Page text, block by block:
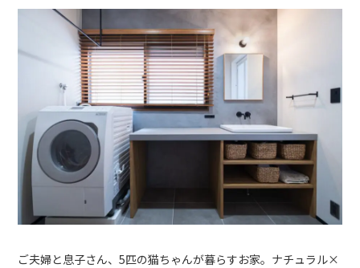
ご夫婦と息子さん、5匹の猫ちゃんが暮らすお家。ナチュラル×